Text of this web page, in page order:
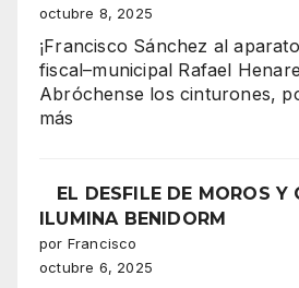
octubre 8, 2025
¡Francisco Sánchez al
fiscal–municipal Rafael
Abróchense los cinturones,
más
el
“tsunami”
de
330–
EL DESFILE DE MOROS Y
ILUMINA BENIDORM
por Francisco
octubre 6, 2025